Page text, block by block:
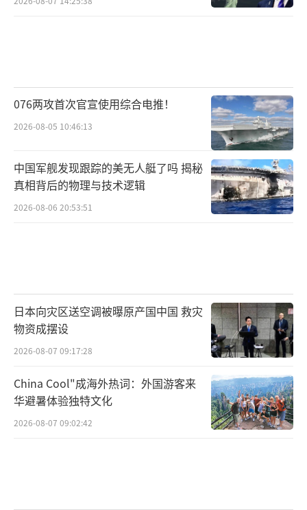
076两攻首次官宣使用综合电推！
2026-08-05 10:46:13
中国军舰发现跟踪的美无人艇了吗 揭秘
真相背后的物理与技术逻辑
2026-08-06 20:53:51
日本向灾区送空调被曝原产国中国 救灾
物资成摆设
2026-08-07 09:17:28
China Cool"成海外热词：外国游客来
华避暑体验独特文化
2026-08-07 09:02:42